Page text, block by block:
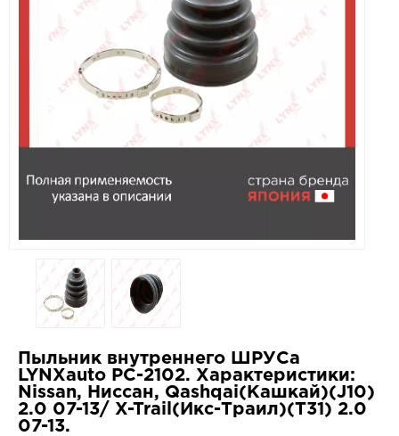
Пыльник внутреннего ШРУСа
LYNXauto PC-2102. Характеристики:
Nissan, Ниссан, Qashqai(Кашкай)(J10)
2.0 07-13/ X-Trail(Икс-Траил)(T31) 2.0
07-13.